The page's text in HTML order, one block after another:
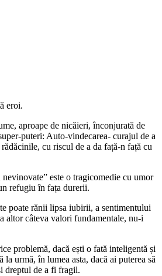
eroi.
aproape de nicăieri, înconjurată de
puteri: Auto-vindecarea- curajul de a
cu riscul de a da față-n față cu
este o tragicomedie cu umor
refugiu în fața durerii.
poate rănii lipsa iubirii, a sentimentului
altor câteva valori fundamentale, nu-i
problemă, dacă ești o fată inteligentă și
la urmă, în lumea asta, dacă ai puterea să
dreptul de a fi fragil.